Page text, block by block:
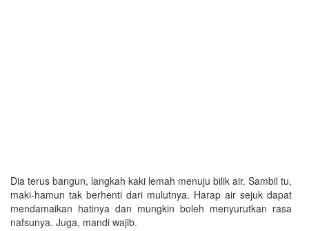
Dia terus bangun, langkah kaki lemah menuju bilik air. Sambil tu,
maki-hamun tak berhenti dari mulutnya. Harap air sejuk dapat
mendamaikan hatinya dan mungkin boleh menyurutkan rasa
nafsunya. Juga, mandi wajib.